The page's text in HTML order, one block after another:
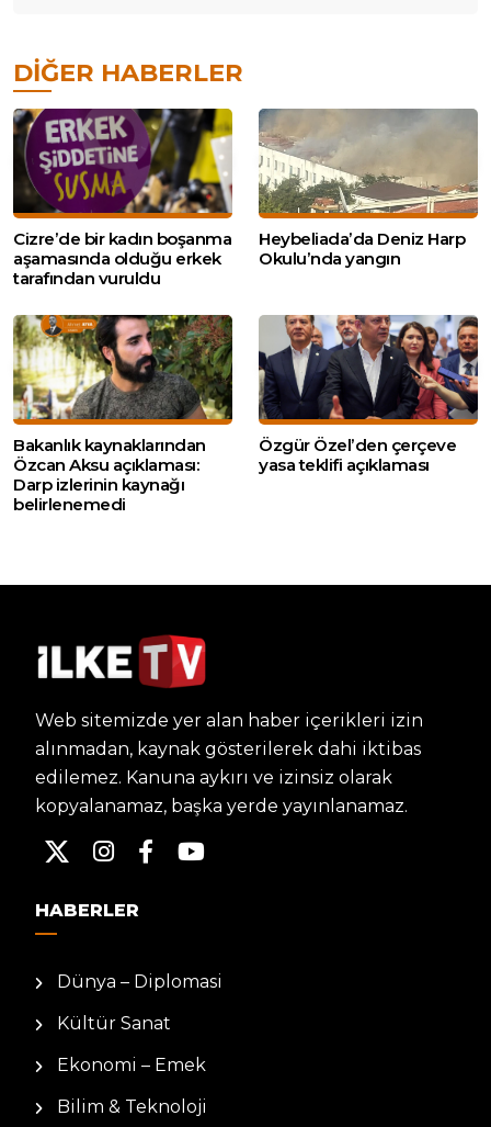
DIĞER HABERLER
Cizre’de bir kadın boşanma
aşamasında olduğu erkek
tarafından vuruldu
Heybeliada’da Deniz Harp
Okulu’nda yangın
Bakanlık kaynaklarından
Özcan Aksu açıklaması:
Darp izlerinin kaynağı
belirlenemedi
Özgür Özel’den çerçeve
yasa teklifi açıklaması
Web sitemizde yer alan haber içerikleri izin
alınmadan, kaynak gösterilerek dahi iktibas
edilemez. Kanuna aykırı ve izinsiz olarak
kopyalanamaz, başka yerde yayınlanamaz.
HABERLER
Dünya – Diplomasi
Kültür Sanat
Ekonomi – Emek
Bilim & Teknoloji